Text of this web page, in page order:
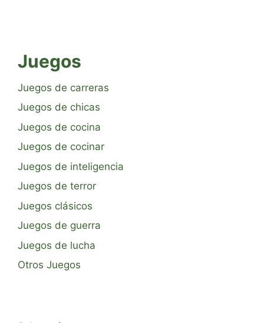
Juegos
Juegos de carreras
Juegos de chicas
Juegos de cocina
Juegos de cocinar
Juegos de inteligencia
Juegos de terror
Juegos clásicos
Juegos de guerra
Juegos de lucha
Otros Juegos